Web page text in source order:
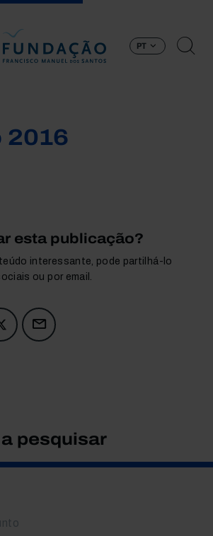
PT
2016
esta publicação?
interessante, pode partilhá-lo
ou por email.
pesquisar